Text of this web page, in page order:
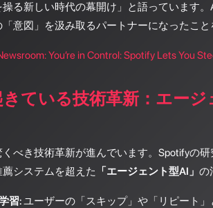
る新しい時代の幕開け」と語っています
意図」を汲み取るパートナーになったこ
You’re in Control: Spotify Lets You
きている技術革新：エー
べき技術革新が進んでいます。Spotifyの
システムを超えた
「エージェント型AI」 の
習:ユーザーの「スキップ」や「リピート